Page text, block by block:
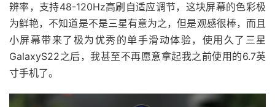
辨率，支持48-120Hz高刷自适应调节，这块屏幕的色彩极
为鲜艳，不知道是不是三星有意为之，但是观感很棒，而且
小屏幕带来了极为优秀的单手滑动体验，使用久了三星
GalaxyS22之后，我甚至不再愿意拿起我之前使用的6.7英
寸手机了。